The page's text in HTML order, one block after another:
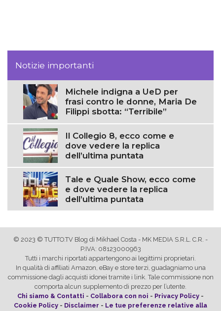
Notizie importanti
Michele indigna a UeD per
frasi contro le donne, Maria De
Filippi sbotta: “Terribile”
Il Collegio 8, ecco come e
dove vedere la replica
dell’ultima puntata
Tale e Quale Show, ecco come
e dove vedere la replica
dell’ultima puntata
© 2023 © TUTTO.TV Blog di Mikhael Costa - MK MEDIA S.R.L. C.R. -
P.IVA: 08123000963
Tutti i marchi riportati appartengono ai legittimi proprietari.
In qualità di affiliati Amazon, eBay e store terzi, guadagniamo una
commissione dagli acquisti idonei tramite i link. Tale commissione non
comporta alcun supplemento di prezzo per l’utente.
Chi siamo & Contatti - Collabora con noi - Privacy Policy -
Cookie Policy - Disclaimer - Le tue preferenze relative alla